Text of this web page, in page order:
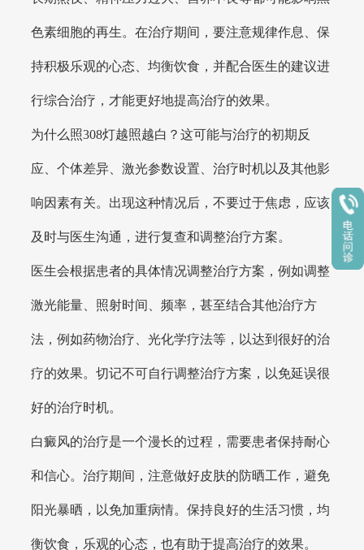
色素细胞的再生。在治疗期间，要注意规律作息、保
持积极乐观的心态、均衡饮食，并配合医生的建议进
行综合治疗，才能更好地提高治疗的效果。
为什么照308灯越照越白？这可能与治疗的初期反
应、个体差异、激光参数设置、治疗时机以及其他影
响因素有关。出现这种情况后，不要过于焦虑，应该
及时与医生沟通，进行复查和调整治疗方案。
医生会根据患者的具体情况调整治疗方案，例如调整
激光能量、照射时间、频率，甚至结合其他治疗方
法，例如药物治疗、光化学疗法等，以达到很好的治
疗的效果。切记不可自行调整治疗方案，以免延误很
好的治疗时机。
白癜风的治疗是一个漫长的过程，需要患者保持耐心
和信心。治疗期间，注意做好皮肤的防晒工作，避免
阳光暴晒，以免加重病情。保持良好的生活习惯，均
衡饮食，乐观的心态，也有助于提高治疗的效果。